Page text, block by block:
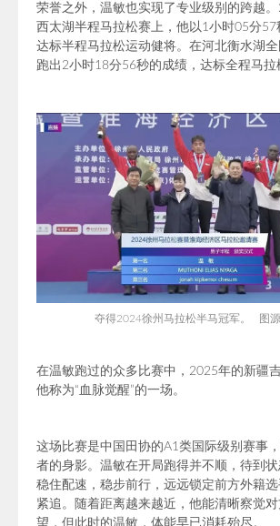
荣誉之外，温敏也实现了专业级别的跨越。
西太湖半程马拉松赛上，他以1小时05分57
达标半程马拉松运动健将。在河北衡水湖
跑出2小时18分56秒的成绩，达标全程马拉
夺得2024徐州马拉松半马冠军。 图
在温敏跑过的众多比赛中，2025年的新疆
他称为“血脉觉醒”的一场。
这场比赛是中国田协的A1类国际级别赛事
者的身影。 温敏在开局跑得并不顺， 待到
稳住配速，稳步前行，远远锁定前方外籍
紧追。随着距离越来越近，他能清晰察觉
望，但此时的温敏，体能早已消耗殆尽。